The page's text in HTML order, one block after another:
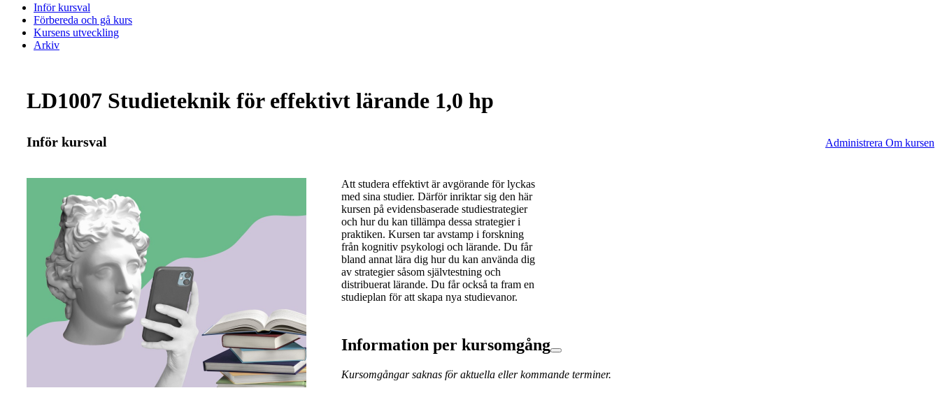
Inför kursval
Förbereda och gå kurs
Kursens utveckling
Arkiv
LD1007 Studieteknik för effektivt lärande 1,0 hp
Inför kursval Administrera Om kursen
Att studera effektivt är avgörande för lyckas
med sina studier. Därför inriktar sig den här
kursen på evidensbaserade studiestrategier
och hur du kan tillämpa dessa strategier i
praktiken. Kursen tar avstamp i forskning
från kognitiv psykologi och lärande. Du får
bland annat lära dig hur du kan använda dig
av strategier såsom självtestning och
distribuerat lärande. Du får också ta fram en
studieplan för att skapa nya studievanor.
Information per kursomgång
Kursomgångar saknas för aktuella eller kommande terminer.